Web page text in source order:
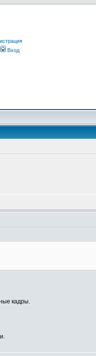
Вход
кадры.